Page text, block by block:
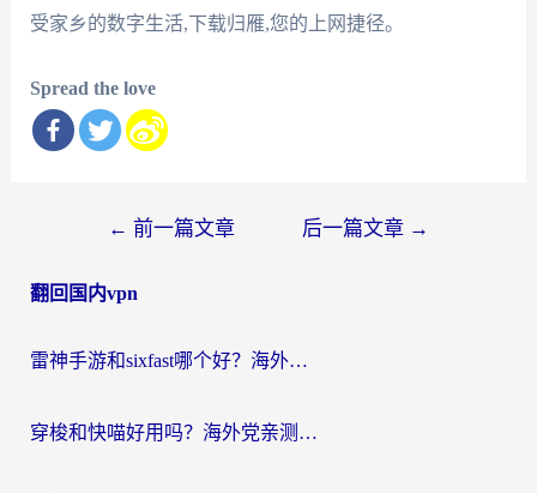
受家乡的数字生活,下载归雁,您的上网捷径。
Spread the love
导
← 前一篇文章 后一篇文章 →
翻回国内vpn
雷神手游和sixfast哪个好？海外党亲测3款回国加速器，教你选对不踩坑
穿梭和快喵好用吗？海外党亲测：小众加速器对比+番茄加速器深度体验